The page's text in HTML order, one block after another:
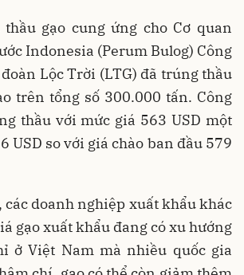
gạo cung ứng cho Cơ quan
Indonesia (Perum Bulog) Công
Lộc Trời (LTG) đã trúng thầu
trên tổng số 300.000 tấn. Công
thầu với mức giá 563 USD một
USD so với giá chào ban đầu 579
các doanh nghiệp xuất khẩu khác
gạo xuất khẩu đang có xu hướng
ở Việt Nam mà nhiều quốc gia